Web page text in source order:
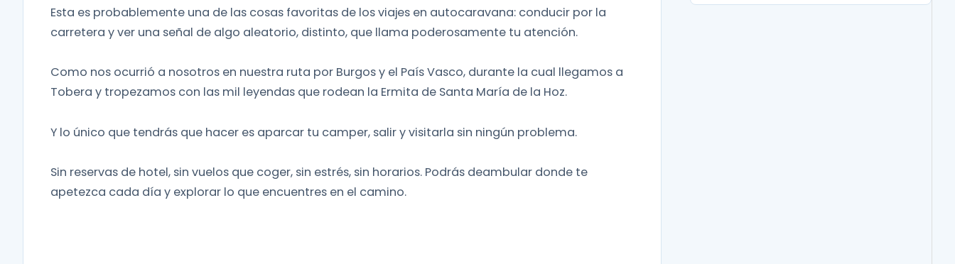
Esta es probablemente una de las cosas favoritas de los viajes en autocaravana: conducir por la
carretera y ver una señal de algo aleatorio, distinto, que llama poderosamente tu atención.
Como nos ocurrió a nosotros en nuestra ruta por Burgos y el País Vasco, durante la cual llegamos a
Tobera y tropezamos con las mil leyendas que rodean la Ermita de Santa María de la Hoz.
Y lo único que tendrás que hacer es aparcar tu camper, salir y visitarla sin ningún problema.
Sin reservas de hotel, sin vuelos que coger, sin estrés, sin horarios. Podrás deambular donde te
apetezca cada día y explorar lo que encuentres en el camino.